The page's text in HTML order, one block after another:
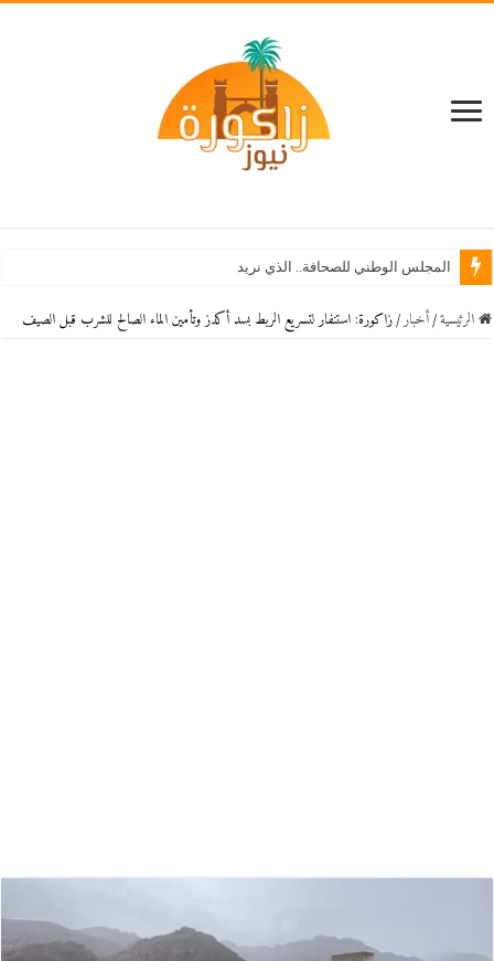
المجلس الوطني للصحافة.. الذي نريد
الرئيسية / أخبار / زاكورة: استنفار لتسريع الربط بسد أكدز وتأمين الماء الصالح للشرب قبل الصيف